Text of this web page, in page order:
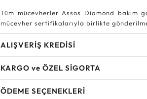
Tüm mücevherler Assos Diamond bakım
mücevher sertifikalarıyla birlikte
ALIŞVERİŞ KREDİSİ
KARGO ve ÖZEL SİGORTA
ÖDEME SEÇENEKLERİ